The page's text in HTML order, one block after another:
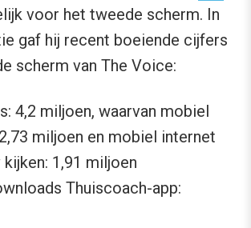
voor het tweede scherm. In
gaf hij recent boeiende cijfers
scherm van The Voice:
4,2 miljoen, waarvan mobiel
miljoen en mobiel internet
1,91 miljoen
Thuiscoach-app: